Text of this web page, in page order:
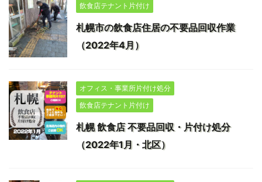
飲食店テナント片付け
札幌市の飲食店住居の不要品回収作業
（2022年4月）
オフィス・事業所片付け処分
飲食店テナント片付け
札幌 飲食店 不要品回収・片付け処分
（2022年1月・北区）